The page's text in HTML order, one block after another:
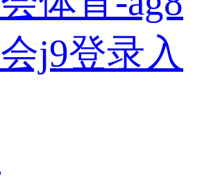
j9登录入